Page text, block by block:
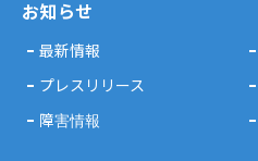
お知らせ
最新情報
プレスリリース
障害情報